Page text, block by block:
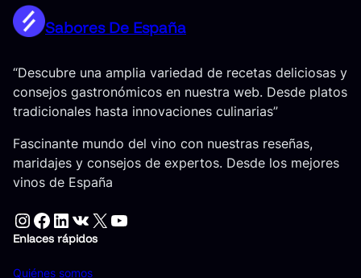
Sabores De España
“Descubre una amplia variedad de recetas deliciosas y
consejos gastronómicos en nuestra web. Desde platos
tradicionales hasta innovaciones culinarias”
Fascinante mundo del vino con nuestras reseñas,
maridajes y consejos de expertos. Desde los mejores
vinos de España
Instagram Facebook LinkedIn VK X YouTube
Enlaces rápidos
Quiénes somos